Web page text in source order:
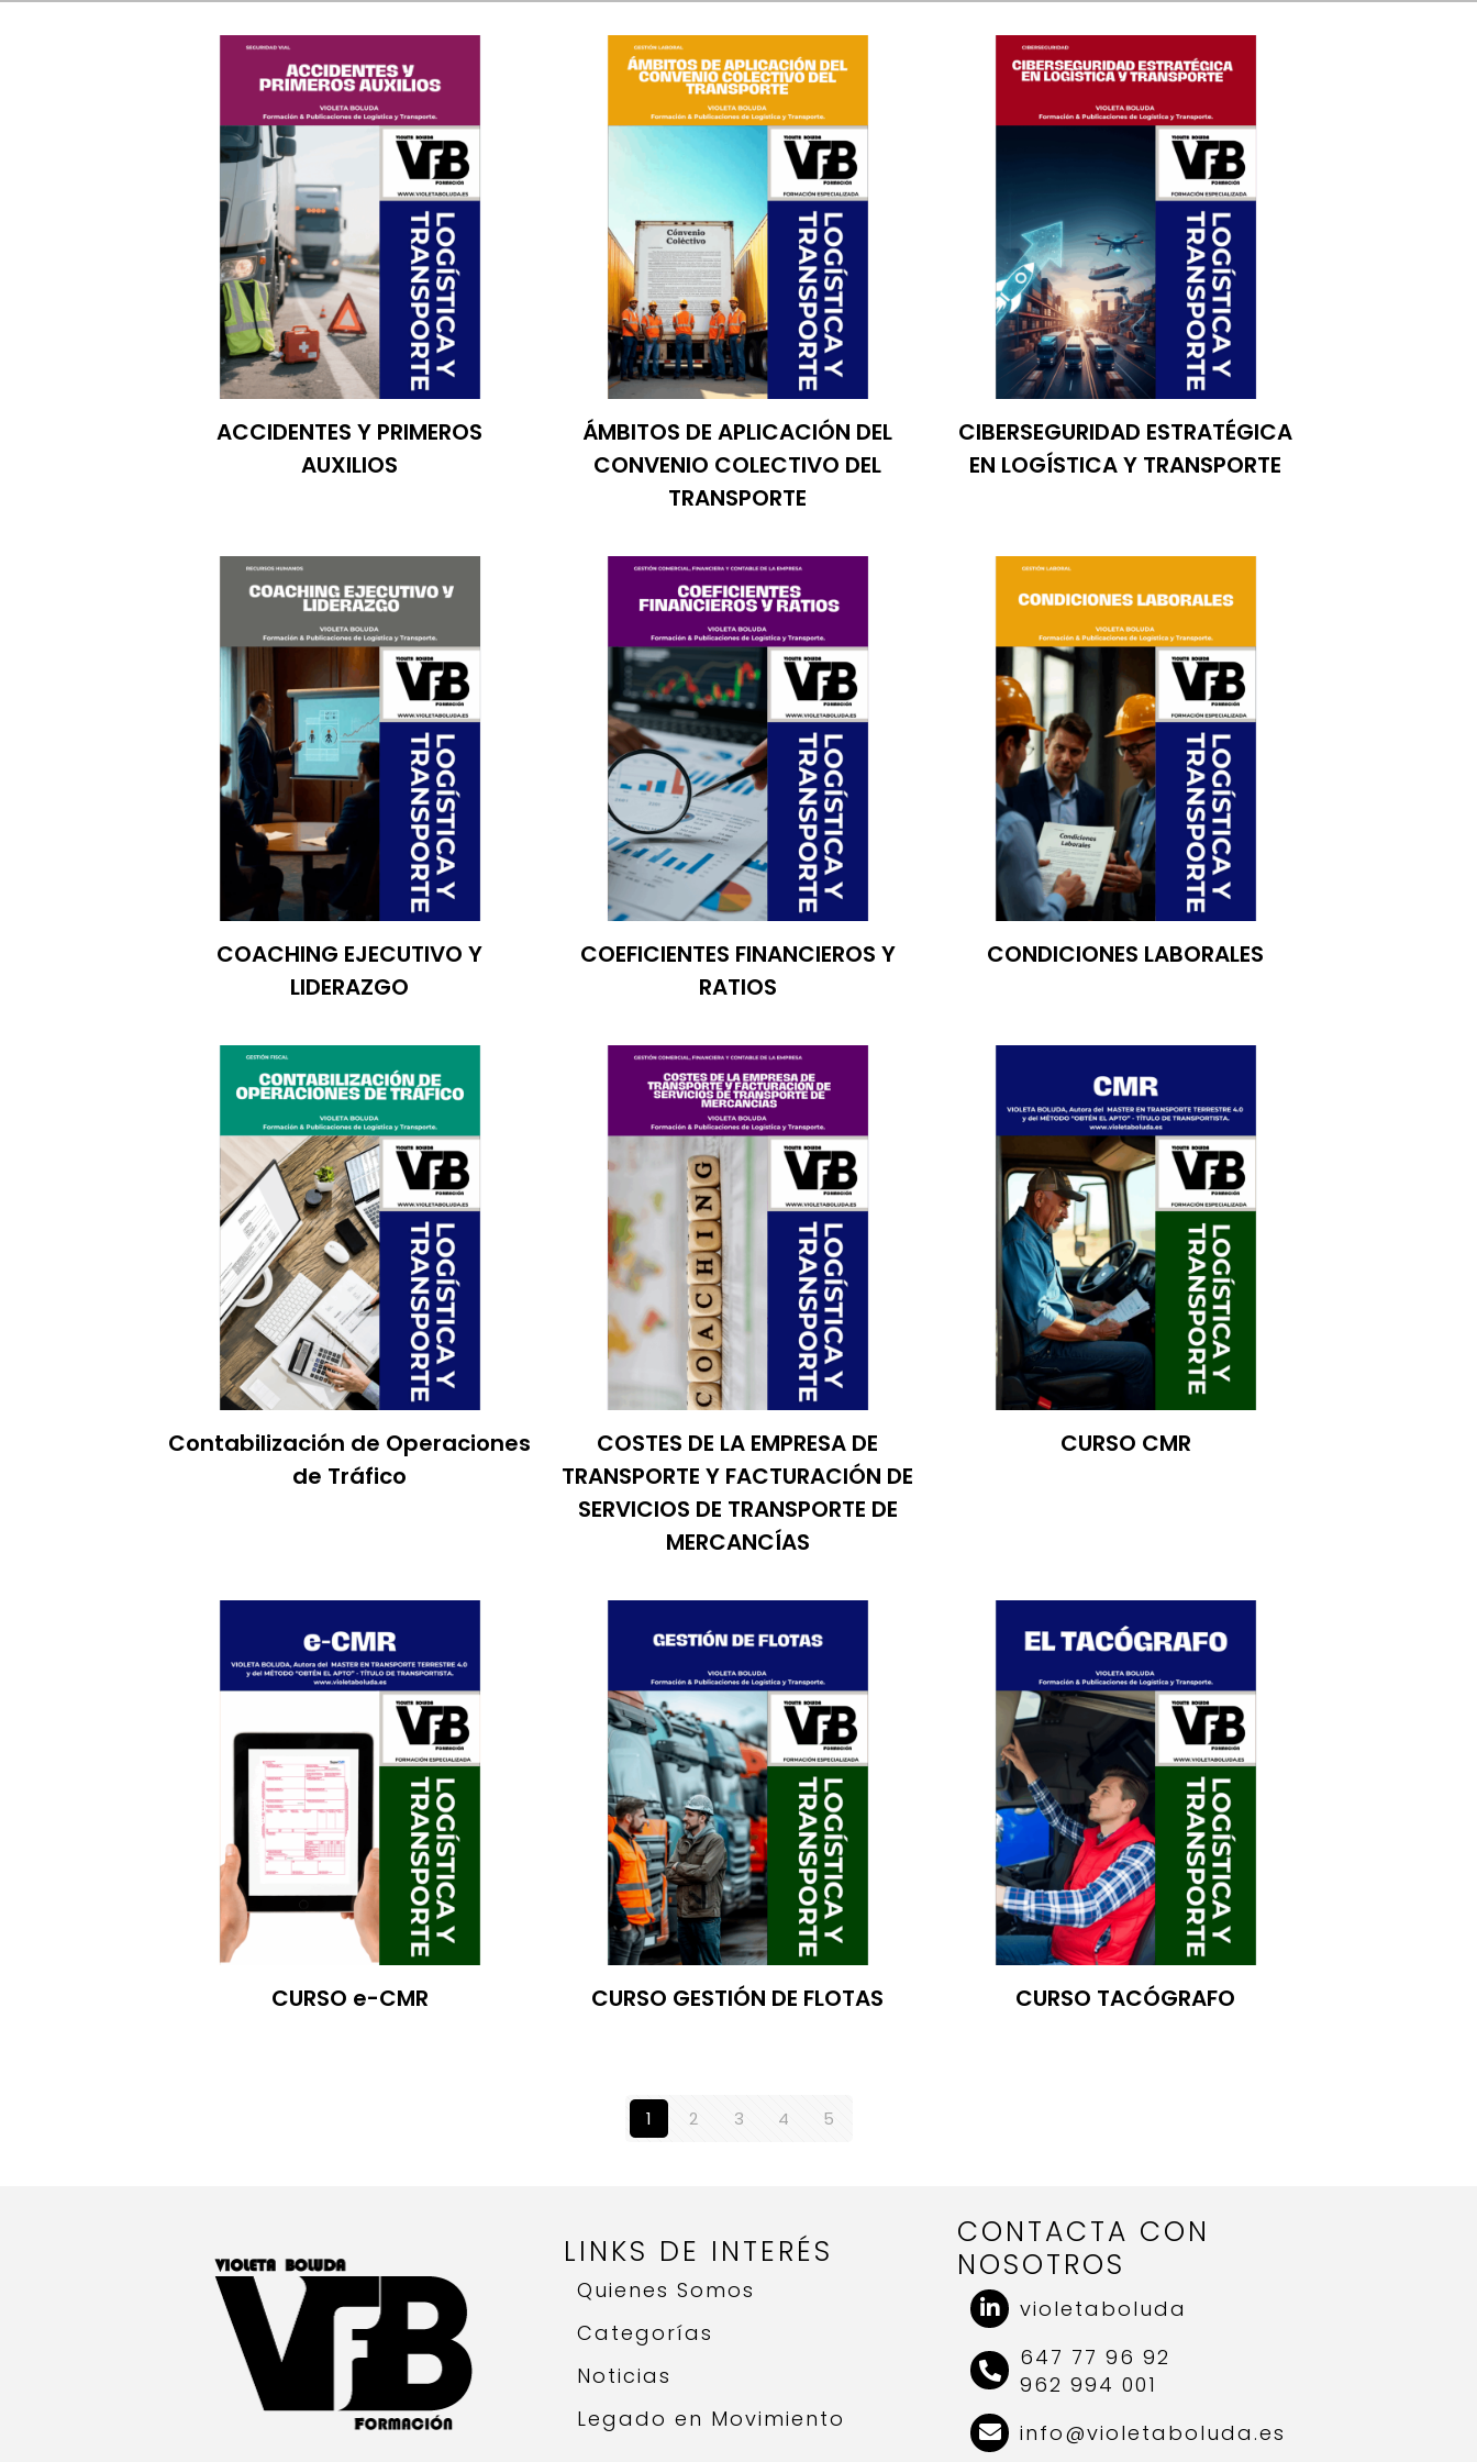
ACCIDENTES Y PRIMEROS
AUXILIOS
ÁMBITOS DE APLICACIÓN DEL
CONVENIO COLECTIVO DEL
TRANSPORTE
CIBERSEGURIDAD ESTRATÉGICA
EN LOGÍSTICA Y TRANSPORTE
COACHING EJECUTIVO Y
LIDERAZGO
COEFICIENTES FINANCIEROS Y
RATIOS
CONDICIONES LABORALES
Contabilización de Operaciones
de Tráfico
COSTES DE LA EMPRESA DE
TRANSPORTE Y FACTURACIÓN DE
SERVICIOS DE TRANSPORTE DE
MERCANCÍAS
CURSO CMR
CURSO e-CMR CURSO GESTIÓN DE FLOTAS CURSO TACÓGRAFO
1 2 3 4 5
LINKS DE INTERÉS
Quienes Somos
Categorías
Noticias
Legado en Movimiento
CONTACTA CON
NOSOTROS
violetaboluda
647 77 96 92
962 994 001
info@violetaboluda.es